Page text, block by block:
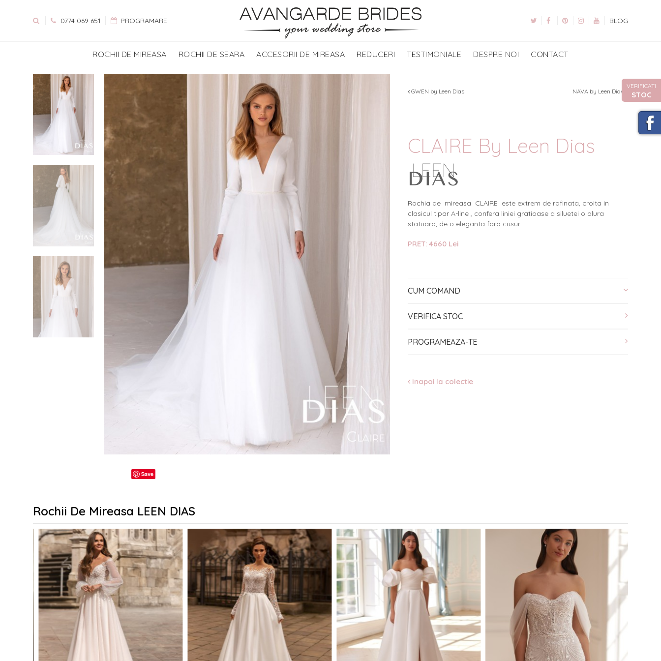
0774 069 651 PROGRAMARE BLOG
ROCHII DE MIREASA ROCHII DE SEARA ACCESORII DE MIREASA REDUCERI TESTIMONIALE DESPRE NOI CONTACT
GWEN by Leen Dias NAVA by Leen Dias
CLAIRE By Leen Dias
Rochia de mireasa CLAIRE este extrem de rafinata, croita in
clasicul tipar A-line , confera liniei gratioase a siluetei o alura
statuara, de o eleganta fara cusur.
PRET: 4660 Lei
CUM COMAND
VERIFICA STOC
PROGRAMEAZA-TE
Inapoi la colectie
Save
Rochii De Mireasa LEEN DIAS
VERIFICATI
STOC